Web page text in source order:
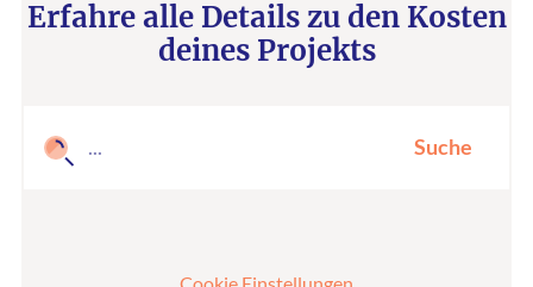
Erfahre alle Details zu den Kosten
deines Projekts
Suche